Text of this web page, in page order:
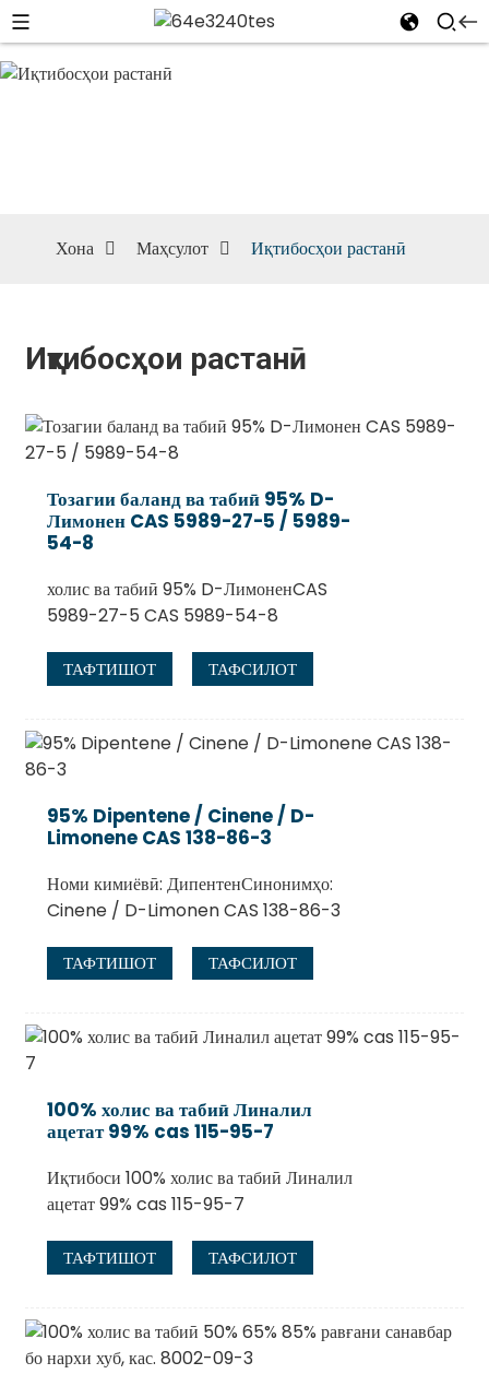
Хона Маҳсулот Иқтибосҳои растанӣ
Иқтибосҳои растанӣ
Тозагии баланд ва табиӣ 95% D-
Лимонен CAS 5989-27-5 / 5989-
54-8
холис ва табиӣ 95% D-ЛимоненCAS
5989-27-5 CAS 5989-54-8
ТАФТИШОТ ТАФСИЛОТ
95% Dipentene / Cinene / D-
Limonene CAS 138-86-3
Номи кимиёвӣ: ДипентенСинонимҳо:
Cinene / D-Limonen CAS 138-86-3
ТАФТИШОТ ТАФСИЛОТ
100% холис ва табиӣ Линалил
ацетат 99% cas 115-95-7
Иқтибоси 100% холис ва табиӣ Линалил
ацетат 99% cas 115-95-7
ТАФТИШОТ ТАФСИЛОТ